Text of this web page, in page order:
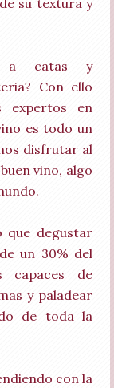
su textura y
a catas y
Con ello
expertos en
es todo un
disfrutar al
vino, algo
que degustar
un 30% del
capaces de
y paladear
de toda la
con la